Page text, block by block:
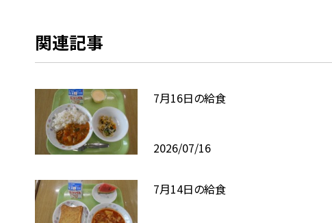
関連記事
7月16日の給食
2026/07/16
7月14日の給食